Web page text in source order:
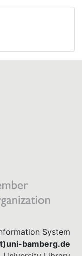
System
bamberg.de